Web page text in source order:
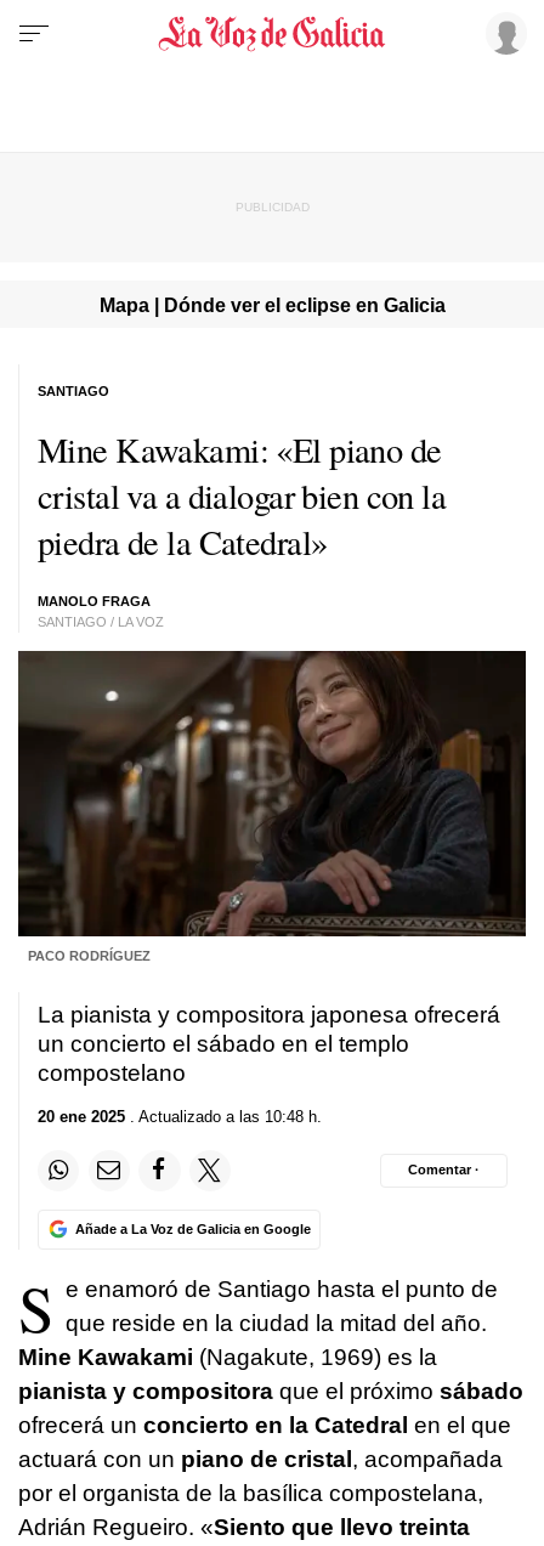
Mapa | Dónde ver el eclipse en Galicia
Mine Kawakami: «El piano de
cristal va a dialogar bien con la
piedra de la Catedral»
MANOLO FRAGA
SANTIAGO / LA VOZ
SANTIAGO
PACO RODRÍGUEZ
La pianista y compositora japonesa ofrecerá
un concierto el sábado en el templo
compostelano
20 ene 2025 . Actualizado a las 10:48 h.
Añade a La Voz de Galicia en Google
Comentar ·
S
e enamoró de Santiago hasta el punto de
que reside en la ciudad la mitad del año.
Mine Kawakami (Nagakute, 1969) es la
pianista y compositora que el próximo sábado
ofrecerá un concierto en la Catedral en el que
actuará con un piano de cristal, acompañada
por el organista de la basílica compostelana,
Adrián Regueiro. «Siento que llevo treinta